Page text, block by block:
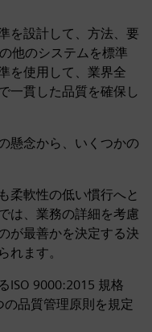
を設計して、方法、要
他のシステムを標準
を使用して、業界全
一貫した品質を確保し
懸念から、いくつかの
柔軟性の低い慣行へと
は、業務の詳細を考慮
が最善かを決定する決
れます。
ISO 9000:2015 規格
品質管理原則を規定